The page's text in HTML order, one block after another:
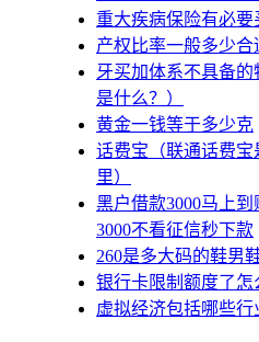
重大疾病保险有必
产权比率一般多少合
牙买加体系不具备
是什么？）
黄金一钱等于多少克
话费宝（联通话费
里）
黑户借款3000马上
3000不看征信秒下款
260是多大码的鞋男
银行卡限制额度了怎
虚拟经济包括哪些行